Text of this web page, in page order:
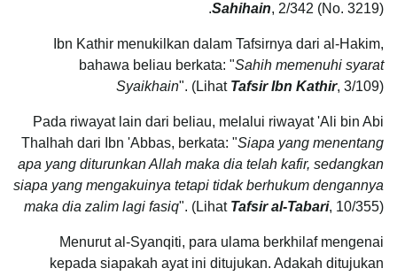
Sahihain, 2/342 (No. 3219).
Ibn Kathir menukilkan dalam Tafsirnya dari al-Hakim,
bahawa beliau berkata: "Sahih memenuhi syarat
Syaikhain". (Lihat Tafsir Ibn Kathir, 3/109)
Pada riwayat lain dari beliau, melalui riwayat 'Ali bin Abi
Thalhah dari Ibn 'Abbas, berkata: "Siapa yang menentang
apa yang diturunkan Allah maka dia telah kafir, sedangkan
siapa yang mengakuinya tetapi tidak berhukum dengannya
maka dia zalim lagi fasiq". (Lihat Tafsir al-Tabari, 10/355)
Menurut al-Syanqiti, para ulama berkhilaf mengenai
kepada siapakah ayat ini ditujukan. Adakah ditujukan